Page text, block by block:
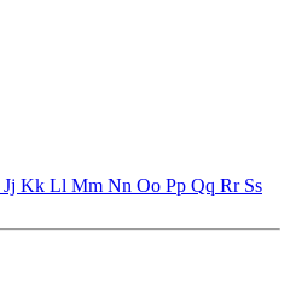
Jj Kk Ll Mm Nn Oo Pp Qq Rr Ss